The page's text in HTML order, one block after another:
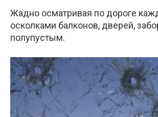
Жадно осматривая по дороге
осколками балконов, дверей,
полупустым.